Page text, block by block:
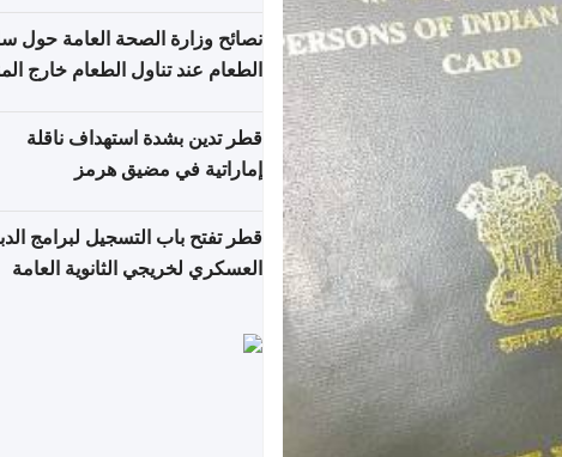
نصائح وزارة الصحة العامة حول
الطعام عند تناول الطعام خارج
قطر تدين بشدة استهداف ناقلة
إماراتية في مضيق هرمز
قطر تفتح باب التسجيل لبرامج
العسكري لخريجي الثانوية العامة